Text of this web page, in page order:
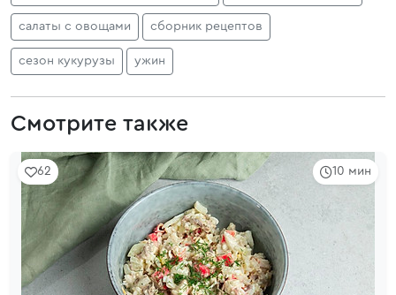
салаты с овощами сборник рецептов
сезон кукурузы ужин
Смотрите также
10 мин
62